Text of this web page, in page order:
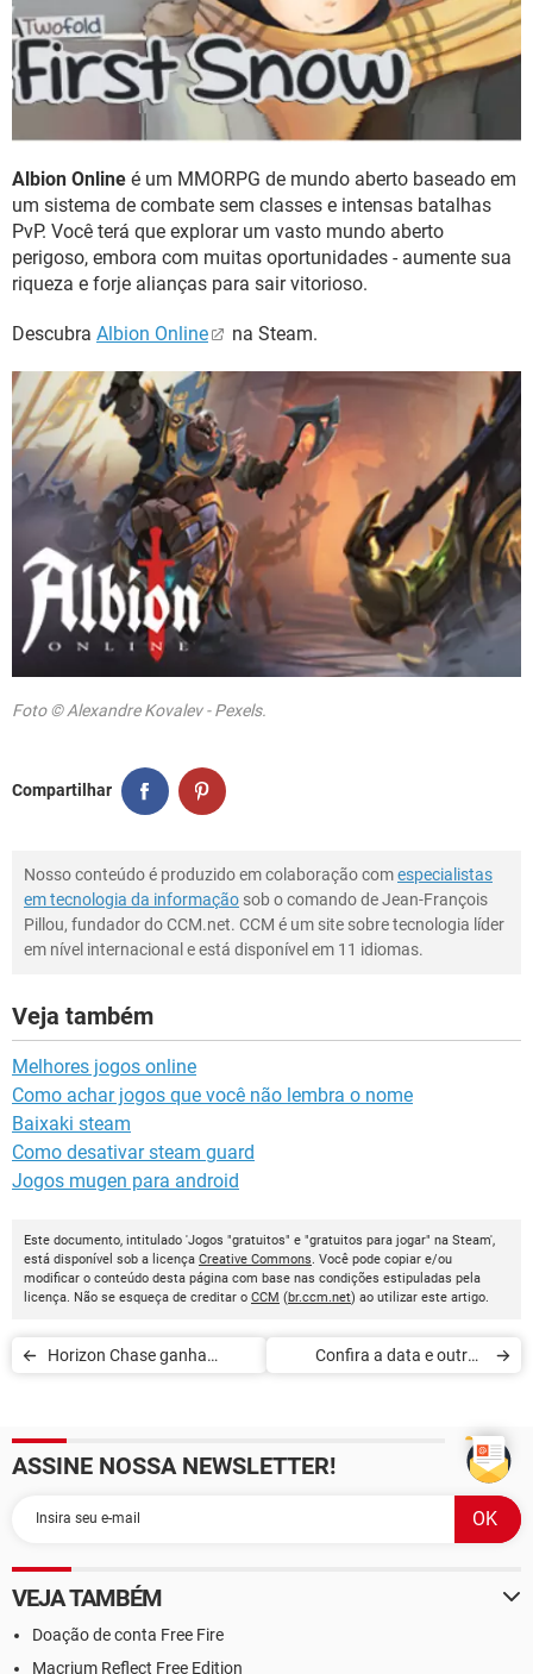
Albion Online é um MMORPG de mundo aberto baseado em
um sistema de combate sem classes e intensas batalhas
PvP. Você terá que explorar um vasto mundo aberto
perigoso, embora com muitas oportunidades - aumente sua
riqueza e forje alianças para sair vitorioso.
Descubra Albion Online na Steam.
Foto © Alexandre Kovalev - Pexels.
Compartilhar
Nosso conteúdo é produzido em colaboração comespecialistas
em tecnologia da informação sob o comando de Jean-François
Pillou, fundador do CCM.net. CCM é um site sobre tecnologia líder
em nível internacional e está disponível em 11 idiomas.
Veja também
Melhores jogos online
Como achar jogos que você não lembra o nome
Baixaki steam
Como desativar steam guard
Jogos mugen para android
Este documento, intitulado 'Jogos "gratuitos" e "gratuitos para jogar" na Steam',
está disponível sob a licença Creative Commons. Você pode copiar e/ou
modificar o conteúdo desta página com base nas condições estipuladas pela
licença. Não se esqueça de creditar o CCM (br.ccm.net) ao utilizar este artigo.
Horizon Chase ganha
Confira a data e outros
ASSINE NOSSA NEWSLETTER!
VEJA TAMBÉM
Doação de conta Free Fire
Macrium Reflect Free Edition